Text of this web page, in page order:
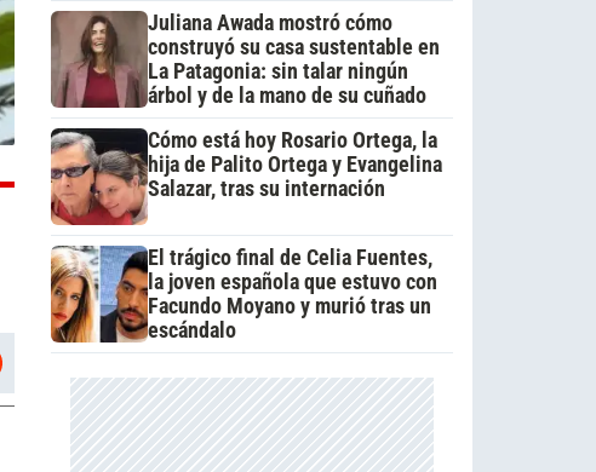
Juliana Awada mostró cómo
construyó su casa sustentable en
La Patagonia: sin talar ningún
árbol y de la mano de su cuñado
Cómo está hoy Rosario Ortega, la
hija de Palito Ortega y Evangelina
Salazar, tras su internación
El trágico final de Celia Fuentes,
la joven española que estuvo con
Facundo Moyano y murió tras un
escándalo